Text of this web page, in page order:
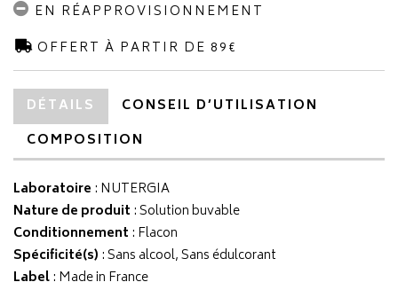
EN RÉAPPROVISIONNEMENT
OFFERT À PARTIR DE 89€
DÉTAILS
CONSEIL D’UTILISATION
COMPOSITION
Laboratoire : NUTERGIA
Nature de produit : Solution buvable
Conditionnement : Flacon
Spécificité(s) : Sans alcool, Sans édulcorant
Label: Made in France